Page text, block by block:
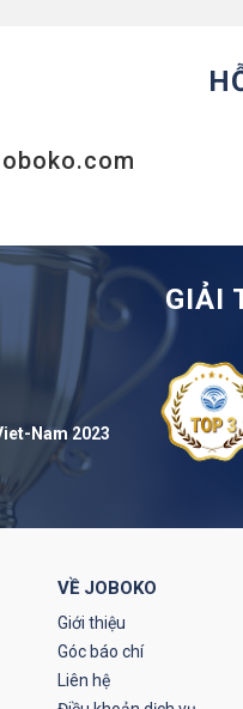
GIẢI
Nam 2023
VỀ JOBOKO
Giới thiệu
Góc báo chí
Liên hệ